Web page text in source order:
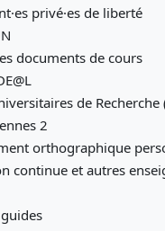
privé·es de liberté
documents de cours
de Recherche
2
orthographique
continue et autres